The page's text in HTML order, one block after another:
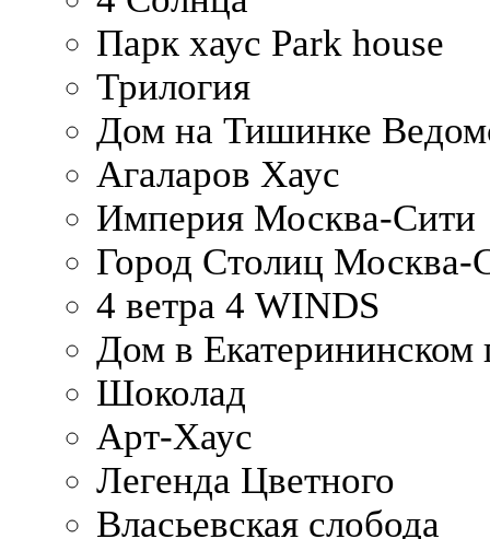
Парк хаус Park house
Трилогия
Дом на Тишинке
Агаларов Хаус
Империя Москва-Сити
Город Столиц Москва-
4 ветра 4 WINDS
Дом в Екатерининском
Шоколад
Арт-Хаус
Легенда Цветного
Власьевская слобода